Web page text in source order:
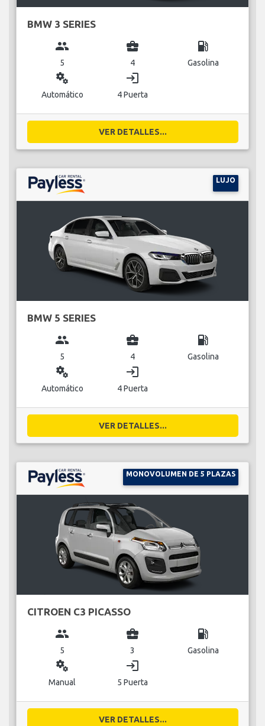
BMW 3 SERIES
group
5
business_center
4
local_gas_station
Gasolina
miscellaneous_services
Automático
login
4 Puerta
VER DETALLES...
LUJO
BMW 5 SERIES
group
5
business_center
4
local_gas_station
Gasolina
miscellaneous_services
Automático
login
4 Puerta
VER DETALLES...
MONOVOLUMEN DE 5 PLAZAS
CITROEN C3 PICASSO
group
5
business_center
3
local_gas_station
Gasolina
miscellaneous_services
Manual
login
5 Puerta
VER DETALLES...